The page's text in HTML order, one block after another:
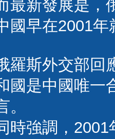
最新發展是，
國早在2001
羅斯外交部回
國是中國唯一
。
時強調，